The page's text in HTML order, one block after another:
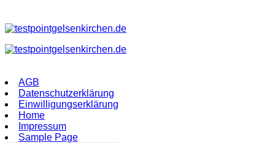
springen
AGB
Datenschutzerklärung
Einwilligungserklärung
Home
Impressum
Sample Page